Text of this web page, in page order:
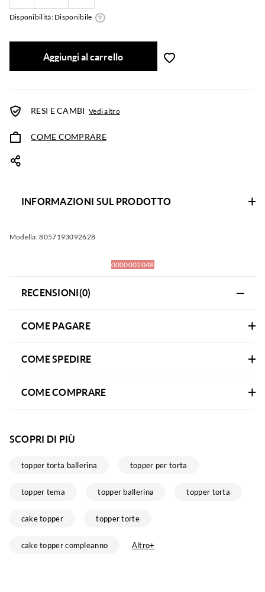
Disponibilità: Disponibile
Aggiungi al carrello
RESI E CAMBI Vedi altro
COME COMPRARE
INFORMAZIONI SUL PRODOTTO
Modella:8057193092628
0000002048
RECENSIONI(0)
COME PAGARE
COME SPEDIRE
COME COMPRARE
SCOPRI DI PIÙ
topper torta ballerina topper per torta
topper tema topper ballerina topper torta
cake topper topper torte
cake topper compleanno Altro+